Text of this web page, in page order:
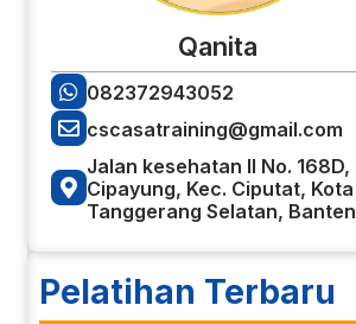
Qanita
082372943052
cscasatraining@gmail.com
Jalan kesehatan II No. 168D,
Cipayung, Kec. Ciputat, Kota
Tanggerang Selatan, Banten
Pelatihan Terbaru